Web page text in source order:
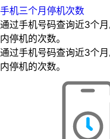
手机三个月停机次数
通过手机号码查询近3个
内停机的次数。
通过手机号码查询近3个
内停机的次数。